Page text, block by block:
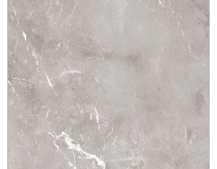
нейтральную и универсальную палитру,
подходящую для различных интерьеров.
для больших или маленьких помещений. Создайте
роскошный и элегантный интерьер с помощью
керамогранита Ariana Epoque Grey Ret. 60x60.